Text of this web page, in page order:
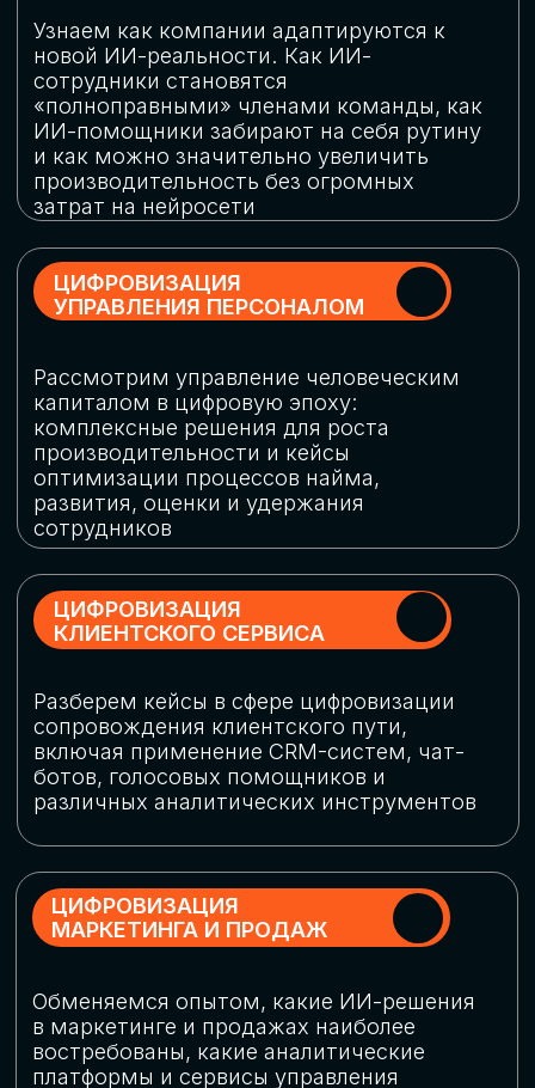
огромную статью затрат
ОБЛАЧНЫЕ ТЕХНОЛОГИИ
Подискутируем, какие облачные решения
существуют на рынке и почему
использование мультиоблачных моделей
не только снижает затраты, но и
«пересборки» бизнес-моделей
СКАЧАТЬ
ПРОГРАММУ
КОНФЕРЕНЦИИ
Оставьте заявку, мы направим вам
программу конференции
СКАЧАТЬ ПРОГРАММУ
СПИКЕРЫ
СТАТЬ СПИКЕРОМ
В конференции участвовали более 120 спикеров